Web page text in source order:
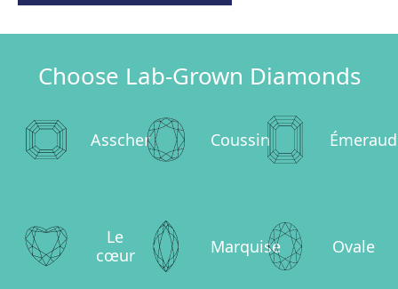
Choose Lab-Grown Diamonds
Asscher Coussin
Le
cœur
Marquise Ovale